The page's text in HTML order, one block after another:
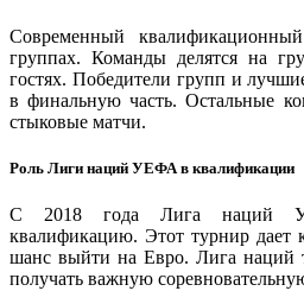
Современный
группах. Команды делятся на
гостях. Победители групп и
в финальную часть. Остальные
стыковые матчи.
Роль Лиги наций УЕФА в квалификации
С 2018 года Лига наций
квалификацию. Этот турнир дает
шанс выйти на Евро. Лига наций
получать важную